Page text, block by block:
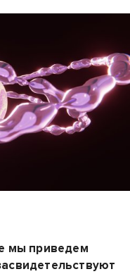
мы приведем